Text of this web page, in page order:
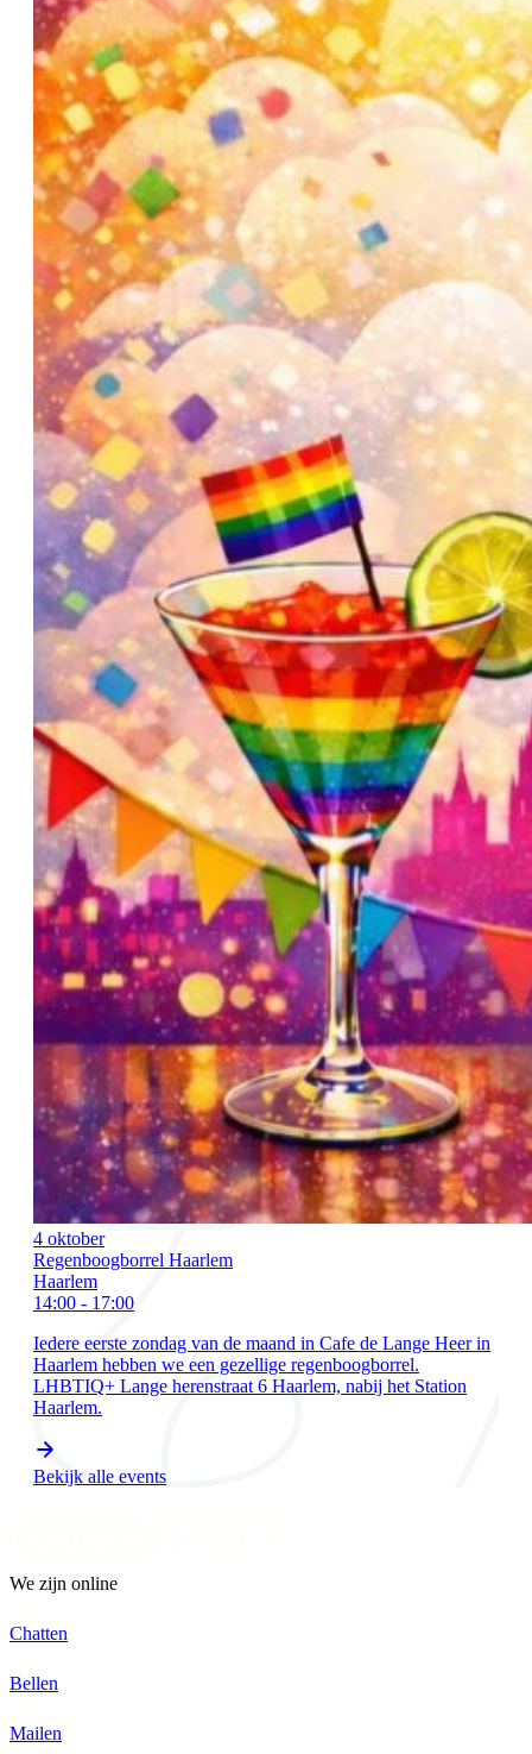
4 oktober
Regenboogborrel Haarlem
Haarlem
14:00 - 17:00
Iedere eerste zondag van de maand in Cafe de Lange Heer in
Haarlem hebben we een gezellige regenboogborrel.
LHBTIQ+ Lange herenstraat 6 Haarlem, nabij het Station
Haarlem.
Bekijk alle events
We zijn online
Chatten
Bellen
Mailen